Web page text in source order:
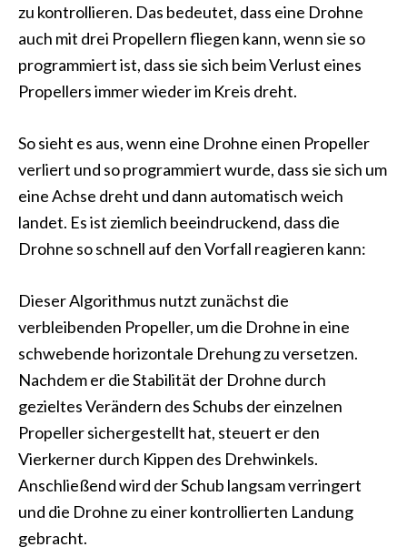
zu kontrollieren. Das bedeutet, dass eine Drohne
auch mit drei Propellern fliegen kann, wenn sie so
programmiert ist, dass sie sich beim Verlust eines
Propellers immer wieder im Kreis dreht.
So sieht es aus, wenn eine Drohne einen Propeller
verliert und so programmiert wurde, dass sie sich um
eine Achse dreht und dann automatisch weich
landet. Es ist ziemlich beeindruckend, dass die
Drohne so schnell auf den Vorfall reagieren kann:
Dieser Algorithmus nutzt zunächst die
verbleibenden Propeller, um die Drohne in eine
schwebende horizontale Drehung zu versetzen.
Nachdem er die Stabilität der Drohne durch
gezieltes Verändern des Schubs der einzelnen
Propeller sichergestellt hat, steuert er den
Vierkerner durch Kippen des Drehwinkels.
Anschließend wird der Schub langsam verringert
und die Drohne zu einer kontrollierten Landung
gebracht.